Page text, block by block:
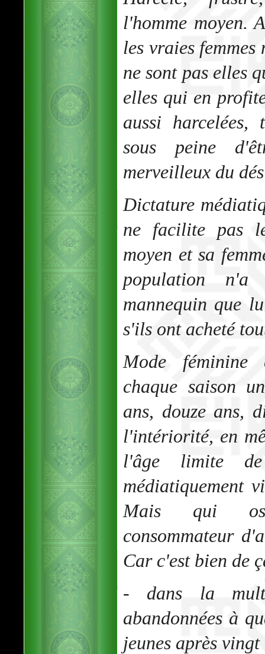
l'homme moyen.
les vraies
ne sont pas elles
elles qui en
aussi harcelées,
sous peine
merveilleux du
Dictature
ne facilite pas
moyen et sa
population
mannequin que
s'ils ont acheté
Mode féminine
chaque saison
ans, douze ans,
l'intériorité, en
l'âge limite
médiatiquement
Mais qui
consommateur
Car c'est bien de
- dans la
abandonnées à
jeunes après